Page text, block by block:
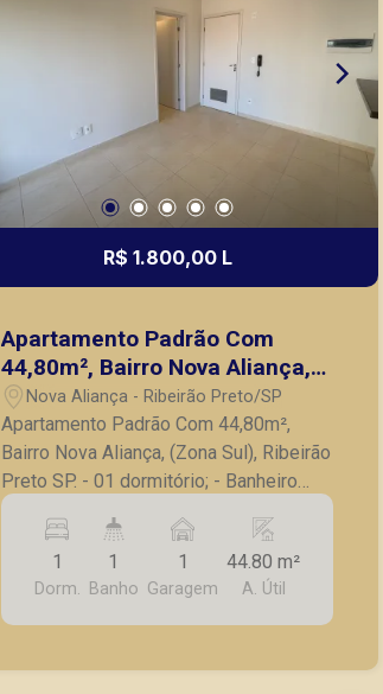
R$ 1.800,00 L
Apartamento Padrão Com
44,80m², Bairro Nova Aliança,
(Zona Sul), Ribeirão Preto SP.
Nova Aliança - Ribeirão Preto/SP
Apartamento Padrão Com 44,80m²,
Bairro Nova Aliança, (Zona Sul), Ribeirão
Preto SP. - 01 dormitório; - Banheiro
social; - Sala de estar; - Sacada; -
Cozinha com armários planejados; -
Área de serviço com sacada; - 01 vaga
de garagem coberta; A Piramid tem
como objetivo atender seus clientes
1
Dorm.
1
Banho
1
Garagem
44.80 m²
A. Útil